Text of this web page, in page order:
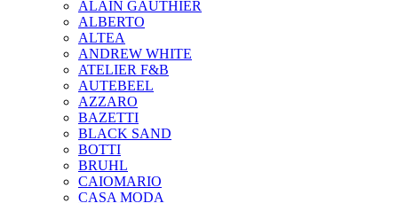
ALAIN GAUTHIER
ALBERTO
ALTEA
ANDREW WHITE
ATELIER F&B
AUTEBEEL
AZZARO
BAZETTI
BLACK SAND
BOTTI
BRUHL
CAIOMARIO
CASA MODA